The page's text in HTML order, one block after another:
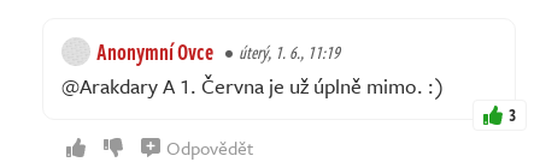
Anonymní Ovce úterý, 1. 6., 11:19
@Arakdary A 1. Června je už úplně mimo. :)
3
Odpovědět